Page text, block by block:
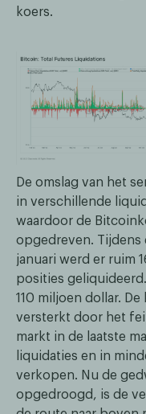
koers.
De omslag van het
in verschillende
waardoor de
opgedreven. Tijdens
januari werd er ruim
posities
110 miljoen dollar.
versterkt door het
markt in de laatste
liquidaties en in
verkopen. Nu de
opgedroogd, is de